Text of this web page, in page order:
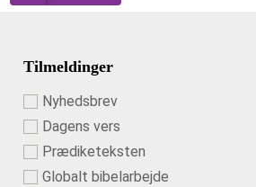
Tilmeldinger
Nyhedsbrev
Dagens vers
Prædiketeksten
Globalt bibelarbejde